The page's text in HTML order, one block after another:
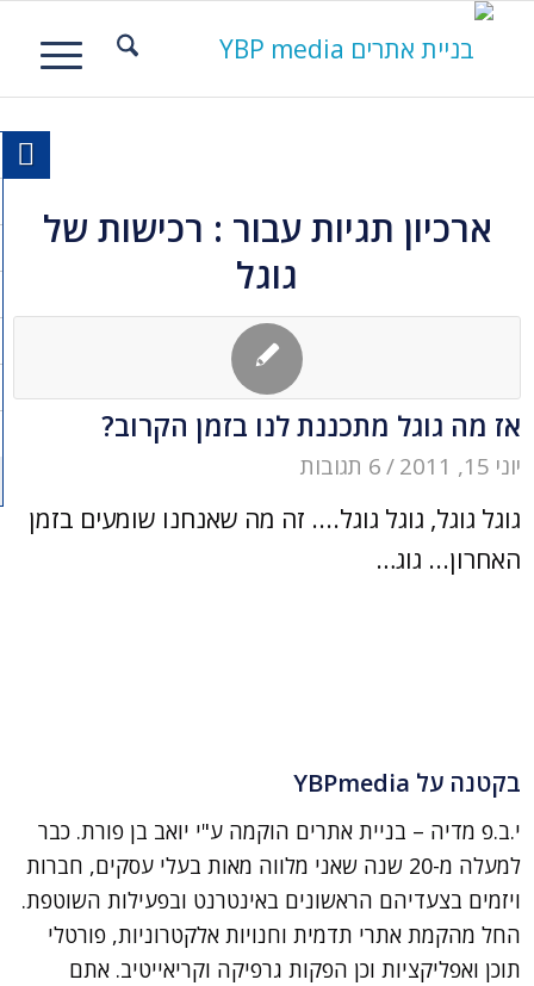
ארכיון תגיות עבור : רכישות של
גוגל
אז מה גוגל מתכננת לנו בזמן הקרוב?
יוני 15, 2011 /6 תגובות
גוגל גוגל, גוגל גוגל.... זה מה שאנחנו שומעים בזמן
האחרון... גוג…
בקטנה על YBPmedia
י.ב.פ מדיה – בניית אתרים הוקמה ע"י יואב בן פורת. כבר
למעלה מ-20 שנה שאני מלווה מאות בעלי עסקים, חברות
ויזמים בצעדיהם הראשונים באינטרנט ובפעילות השוטפת.
החל מהקמת אתרי תדמית וחנויות אלקטרוניות, פורטלי
תוכן ואפליקציות וכן הפקות גרפיקה וקריאייטיב. אתם